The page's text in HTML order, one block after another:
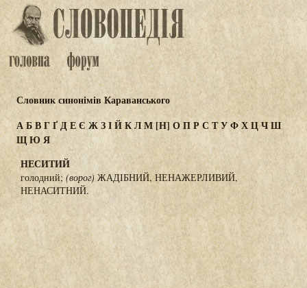
Словник синонімів Караванського
АБВГҐДЕЄ ЖЗІЙКЛМ [Н] ОПР С ТУФХЦЧШ
ЩЮ Я
НЕСИТИЙ
голодний; (ворог) ЖАДІБНИЙ, НЕНАЖЕРЛИВИЙ,
НЕНАСИТНИЙ.